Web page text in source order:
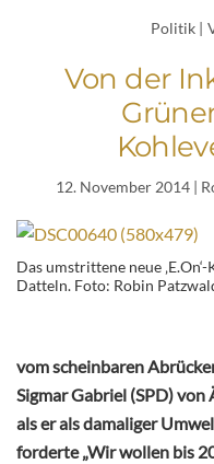
Politik |
Von der
12. November 2014 |
Das umstrittene neue
Datteln. Foto: Robin
vom scheinbaren
Sigmar Gabriel (SPD)
als er als damaliger
forderte „Wir wollen bis